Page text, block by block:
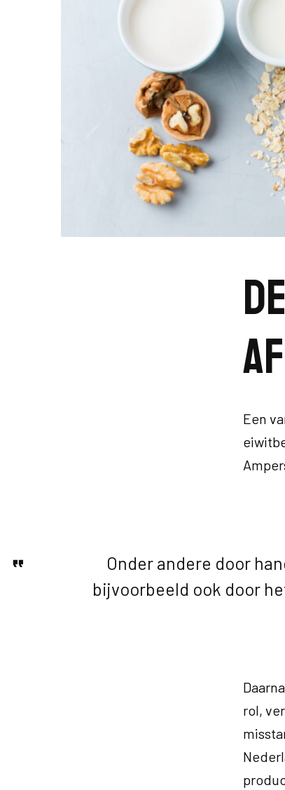
Een
Onder andere door
bijvoorbeeld ook door
rol,